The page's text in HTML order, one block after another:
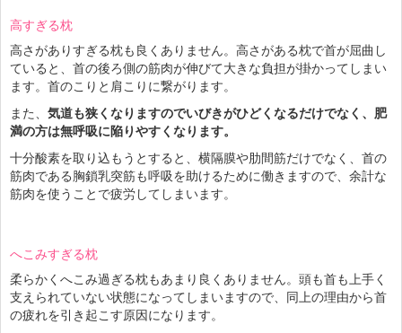
高すぎる枕
高さがありすぎる枕も良くありません。高さがある枕で首が屈曲し
ていると、首の後ろ側の筋肉が伸びて大きな負担が掛かってしまい
ます。首のこりと肩こりに繋がります。
また、 気道も狭くなりますのでいびきがひどくなるだけでなく、肥
満の方は無呼吸に陥りやすくなります。
十分酸素を取り込もうとすると、横隔膜や肋間筋だけでなく、首の
筋肉である胸鎖乳突筋も呼吸を助けるために働きますので、余計な
筋肉を使うことで疲労してしまいます。
へこみすぎる枕
柔らかくへこみ過ぎる枕もあまり良くありません。頭も首も上手く
支えられていない状態になってしまいますので、同上の理由から首
の疲れを引き起こす原因になります。